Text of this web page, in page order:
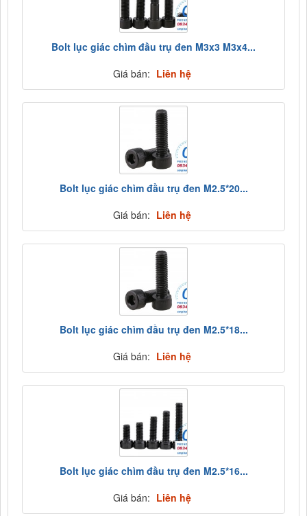
Bolt lục giác chìm đầu trụ đen M3x3 M3x4...
Giá bán: Liên hệ
Bolt lục giác chìm đầu trụ đen M2.5*20...
Giá bán: Liên hệ
Bolt lục giác chìm đầu trụ đen M2.5*18...
Giá bán: Liên hệ
Bolt lục giác chìm đầu trụ đen M2.5*16...
Giá bán: Liên hệ